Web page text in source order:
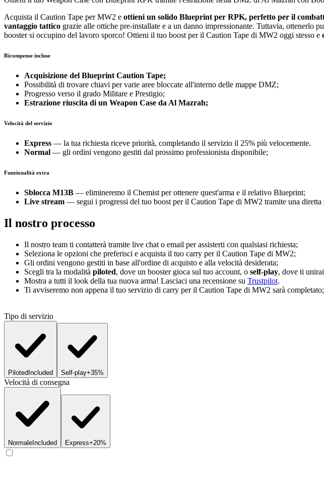
Acquista il Caution Tape per MW2 e ottieni un solido Blueprint per RPK, perfetto per il
vantaggio tattico grazie alle ottiche pre-installate e a un danno impressionante. Tuttavia, ottenerlo
booster si occupino del lavoro sporco! Ottieni il tuo boost per il Caution Tape di MW2 oggi stesso e
Ricompense incluse
Acquisizione del Blueprint Caution Tape;
Possibilità di trovare chiavi per varie aree bloccate all'interno delle mappe DMZ;
Progresso verso il grado Militare e Prestigio;
Estrazione riuscita di un Weapon Case da Al Mazrah;
Velocità del servizio
Express — la tua richiesta riceve priorità, completando il servizio il 25% più velocemente.
Normal — gli ordini vengono gestiti dal prossimo professionista disponibile;
Funzionalità extra
Sblocca M13B — elimineremo il Chemist per ottenere quest'arma e il relativo Blueprint;
Live stream — segui i progressi del tuo boost per il Caution Tape di MW2 tramite una diretta
Il nostro processo
Il nostro team ti contatterà tramite live chat o email per assisterti con qualsiasi richiesta;
Seleziona le opzioni che preferisci e acquista il tuo carry per il Caution Tape di MW2;
Gli ordini vengono gestiti in base all'ordine di acquisto e alla velocità desiderata;
Scegli tra la modalità piloted, dove un booster gioca sul tuo account, o self-play, dove ti
Mostra a tutti il look della tua nuova arma! Lasciaci una recensione su Trustpilot.
Ti avviseremo non appena il tuo servizio di carry per il Caution Tape di MW2 sarà completato;
Tipo di servizio
Piloted Included Self-play+35%
Velocità di consegna
Normale Included Express+20%